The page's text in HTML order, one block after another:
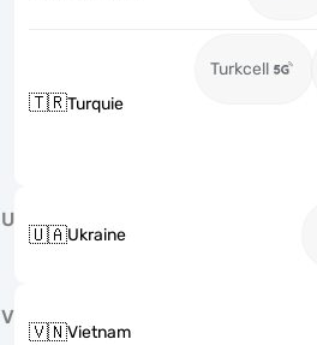
🇹🇷Turquie
Turkcell
U
🇺🇦Ukraine
V
🇻🇳Vietnam